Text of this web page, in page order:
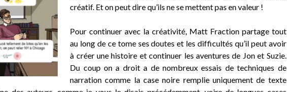
créatif. Et on peut dire qu’ils ne se mettent pas en valeur !
Pour continuer avec la créativité, Matt Fraction partage tout
au long de ce tome ses doutes et les difficultés qu’il peut avoir
à créer une histoire et continuer les aventures de Jon et Suzie.
Du coup on a droit a de nombreux essais de techniques de
narration comme la case noire remplie uniquement de texte